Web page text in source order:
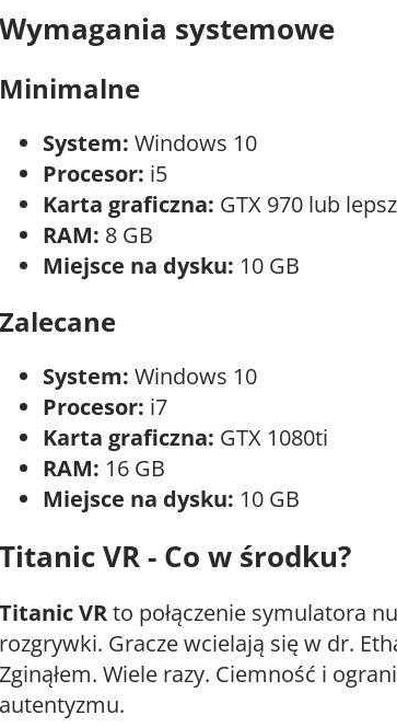
Wymagania systemowe
Minimalne
System: Windows 10
Procesor: i5
Karta graficzna: GTX 970 lub
RAM: 8 GB
Miejsce na dysku: 10 GB
Zalecane
System: Windows 10
Procesor: i7
Karta graficzna: GTX 1080ti
RAM: 16 GB
Miejsce na dysku: 10 GB
Titanic VR - Co w środku?
Titanic VRto połączenie symulatora
rozgrywki. Gracze wcielają się w dr.
Zginąłem. Wiele razy. Ciemność i
autentyzmu.